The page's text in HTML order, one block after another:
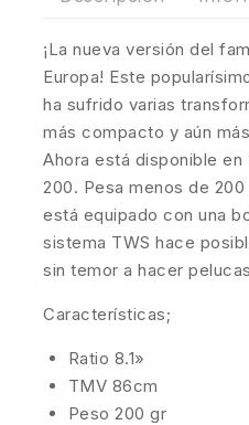
¡La nueva versión del
Europa! Este
ha sufrido varias
más compacto y aún
Ahora está disponible en
200. Pesa menos de
está equipado con una
sistema TWS hace
sin temor a hacer
Características;
Ratio 8.1»
TMV 86cm
Peso 200 gr